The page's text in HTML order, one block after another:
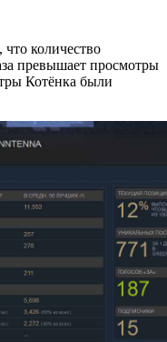
что количество
превышает просмотры
Котёнка были